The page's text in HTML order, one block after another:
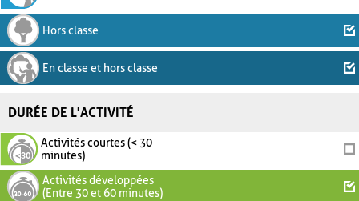
Hors classe
En classe et hors classe
DURÉE DE L'ACTIVITÉ
Activités courtes (< 30
minutes)
Activités développées
(Entre 30 et 60 minutes)